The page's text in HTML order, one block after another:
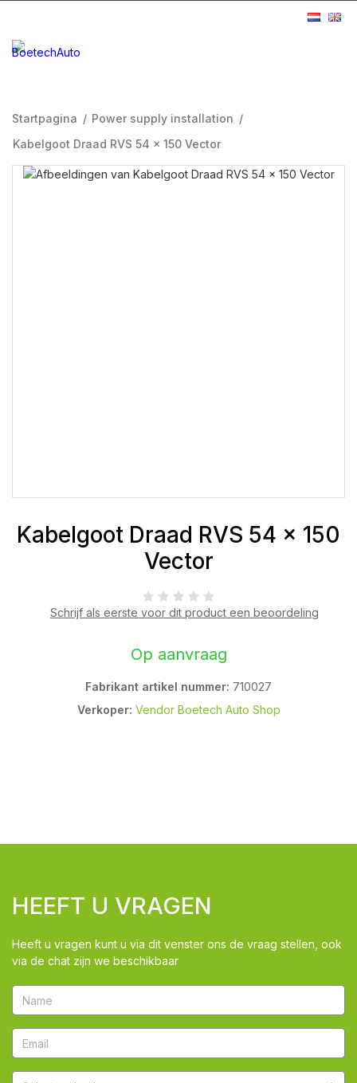
Startpagina / Power supply installation /
Kabelgoot Draad RVS 54 x 150 Vector
Kabelgoot Draad RVS 54 x 150
Vector
Schrijf als eerste voor dit product een beoordeling
Op aanvraag
Fabrikant artikel nummer: 710027
Verkoper: Vendor Boetech Auto Shop
HEEFT U VRAGEN
Heeft u vragen kunt u via dit venster ons de vraag stellen, ook
via de chat zijn we beschikbaar